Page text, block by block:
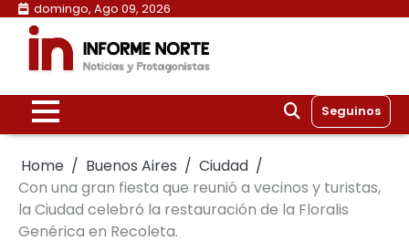
Skip
content
domingo, Ago 09, 2026
Seguinos
Home Buenos Aires
Ciudad
Con una gran fiesta que reunió a vecinos y turistas,
la Ciudad celebró la restauración de la Floralis
Genérica en Recoleta.